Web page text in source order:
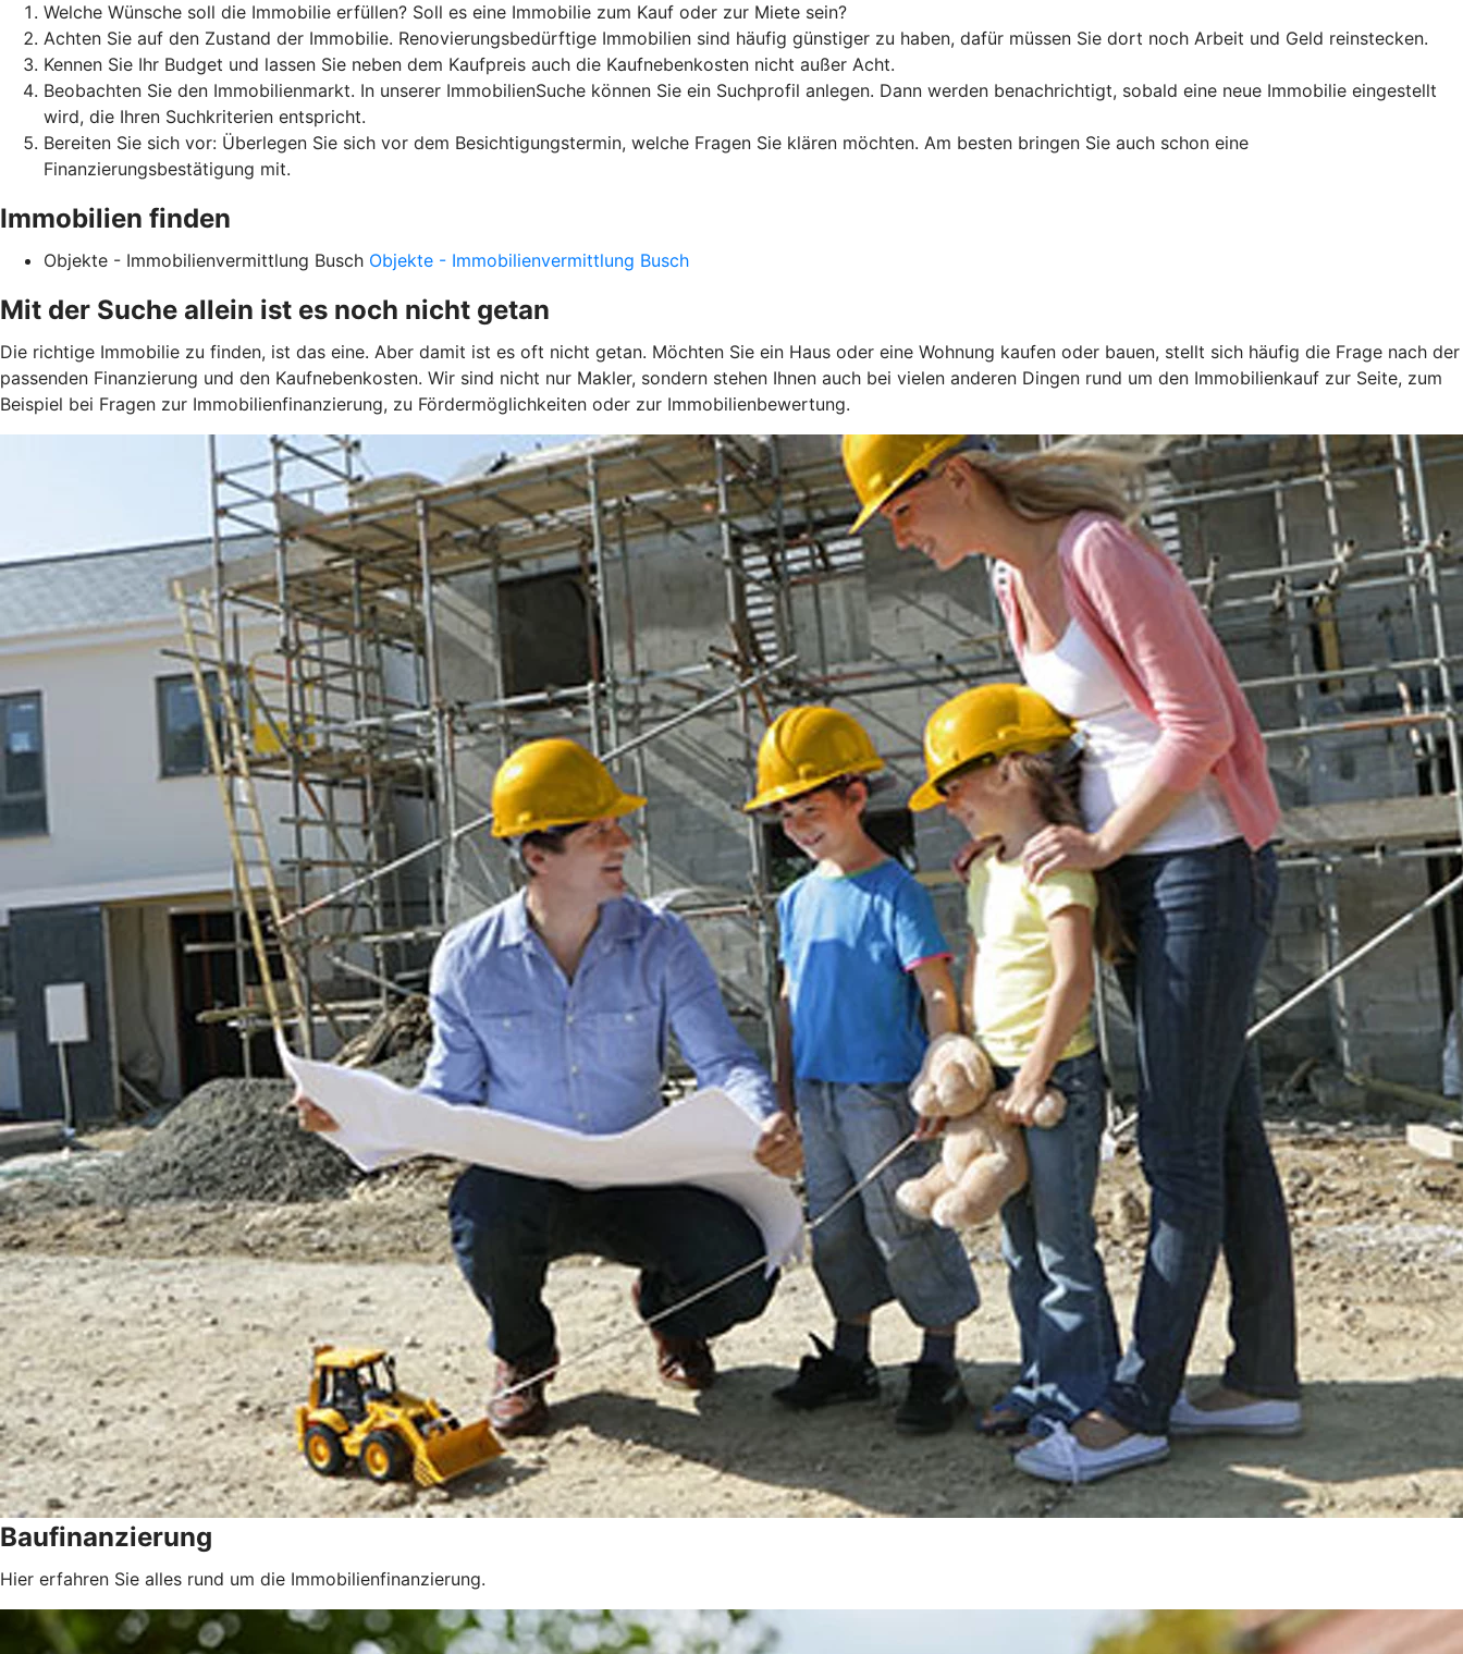
Welche Wünsche soll die Immobilie erfüllen? Soll es eine Immobilie zum Kauf oder zur Miete sein?
Achten Sie auf den Zustand der Immobilie. Renovierungsbedürftige Immobilien sind häufig günstiger zu haben, dafür müssen Sie dort noch Arbeit und Geld reinstecken.
Kennen Sie Ihr Budget und lassen Sie neben dem Kaufpreis auch die Kaufnebenkosten nicht außer Acht.
Beobachten Sie den Immobilienmarkt. In unserer ImmobilienSuche können Sie ein Suchprofil anlegen. Dann werden benachrichtigt, sobald eine neue Immobilie eingestellt
wird, die Ihren Suchkriterien entspricht.
Bereiten Sie sich vor: Überlegen Sie sich vor dem Besichtigungstermin, welche Fragen Sie klären möchten. Am besten bringen Sie auch schon eine
Finanzierungsbestätigung mit.
Immobilien finden
Objekte - Immobilienvermittlung Busch Objekte - Immobilienvermittlung Busch
Mit der Suche allein ist es noch nicht getan
Die richtige Immobilie zu finden, ist das eine. Aber damit ist es oft nicht getan. Möchten Sie ein Haus oder eine Wohnung kaufen oder bauen, stellt sich häufig die Frage nach der
passenden Finanzierung und den Kaufnebenkosten. Wir sind nicht nur Makler, sondern stehen Ihnen auch bei vielen anderen Dingen rund um den Immobilienkauf zur Seite, zum
Beispiel bei Fragen zur Immobilienfinanzierung, zu Fördermöglichkeiten oder zur Immobilienbewertung.
Baufinanzierung
Hier erfahren Sie alles rund um die Immobilienfinanzierung.